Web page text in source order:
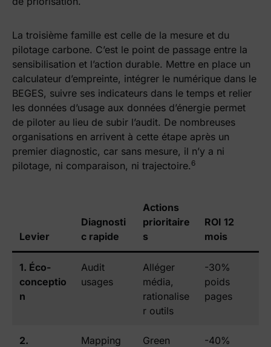
La troisième famille est celle de la mesure et du
pilotage carbone. C’est le point de passage entre la
sensibilisation et l’action durable. Mettre en place un
calculateur d’empreinte, intégrer le numérique dans le
BEGES, suivre ses indicateurs dans le temps et relier
les données d’usage aux données d’énergie permet
de piloter au lieu de subir l’audit. De nombreuses
organisations en arrivent à cette étape après un
premier diagnostic, car sans mesure, il n’y a ni
pilotage, ni comparaison, ni trajectoire. 6
Levier
Diagnosti
c rapide
Actions
prioritaire
s
ROI 12
mois
1. Éco-
conceptio
n
Audit
usages
Alléger
média,
rationalise
r outils
-30%
poids
pages
2.
Mapping
Green
-40%